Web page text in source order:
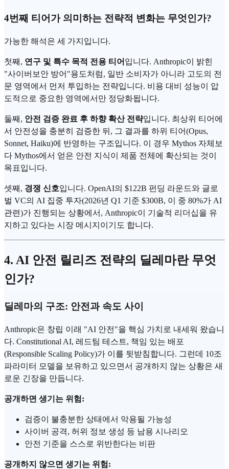
4번째 티어가 의미하는 전략적 변화는 무엇인가?
가능한 해석은 세 가지입니다.
첫째, 연구 및 특수 목적 전용 티어 입니다. Anthropic이 밝힌
"사이버보안 방어"용도처럼, 일반 소비자가 아니라 고도의 전
문 영역에서 먼저 투입하는 전략입니다. 비용 대비 성능이 압
도적으로 중요한 영역에서만 정당화됩니다.
둘째, 안전 검증 완료 후 하향 확산 전략입니다. 최상위 티어에
서 안전성을 충분히 검증한 뒤, 그 결과를 하위 티어(Opus,
Sonnet, Haiku)에 반영하는 구조입니다. 이 경우 Mythos 자체보
다 Mythos에서 얻은 안전 지식이 제품 전체에 확산되는 것이
목표입니다.
셋째, 경쟁 신호입니다. OpenAI의 $122B 펀딩 라운드와 글로
벌 VC의 AI 집중 투자(2026년 Q1 기준 $300B, 이 중 80%가 AI
관련)가 진행되는 상황에서, Anthropic이 기술적 리더십을 유
지하고 있다는 시장 메시지이기도 합니다.
4. AI 안전 릴리즈 전략의 딜레마란 무엇
인가?
딜레마의 구조: 안전과 속도 사이
Anthropic은 창립 이래 "AI 안전"을 핵심 가치로 내세워 왔습니
다. Constitutional AI, 레드팀 테스트, 책임 있는 배포
(Responsible Scaling Policy)가 이를 뒷받침합니다. 그런데 10조
파라미터 모델을 보유하고 있으면서 공개하지 않는 상황은 새
로운 긴장을 만듭니다.
공개하면 생기는 위험:
검증이 불충분한 상태에서 악용될 가능성
사이버 공격, 허위 정보 생성 등 남용 시나리오
안전 기준을 스스로 위반한다는 비판
공개하지 않으면 생기는 위험: